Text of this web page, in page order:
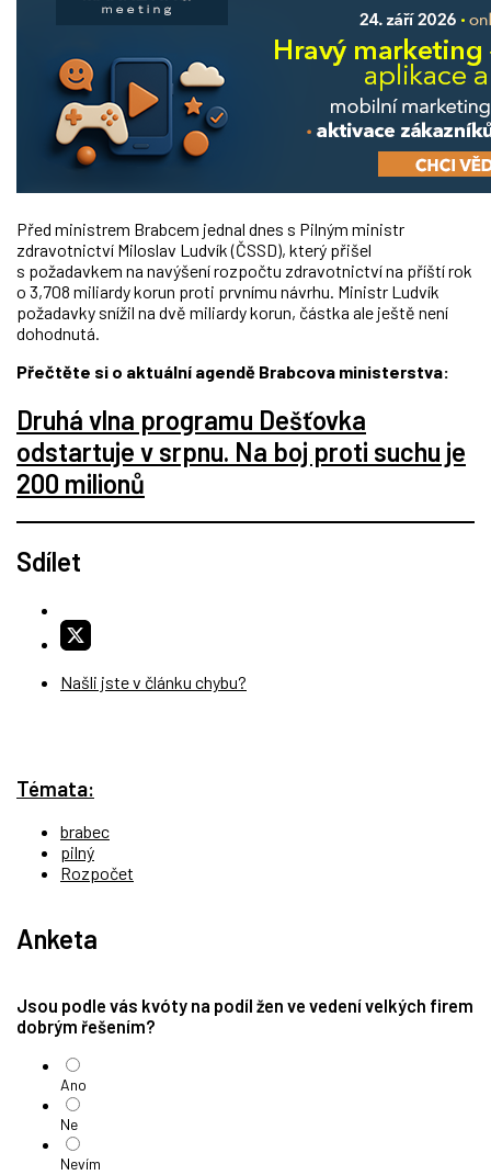
Před ministrem Brabcem jednal dnes s Pilným ministr
zdravotnictví Miloslav Ludvík (ČSSD), který přišel
s požadavkem na navýšení rozpočtu zdravotnictví na příští rok
o 3,708 miliardy korun proti prvnímu návrhu. Ministr Ludvík
požadavky snížil na dvě miliardy korun, částka ale ještě není
dohodnutá.
Přečtěte si o aktuální agendě Brabcova ministerstva:
Druhá vlna programu Dešťovka
odstartuje v srpnu. Na boj proti suchu je
200 milionů
Sdílet
Našli jste v článku chybu?
Témata:
brabec
pilný
Rozpočet
Anketa
Jsou podle vás kvóty na podíl žen ve vedení velkých firem
dobrým řešením?
Ano
Ne
Nevím